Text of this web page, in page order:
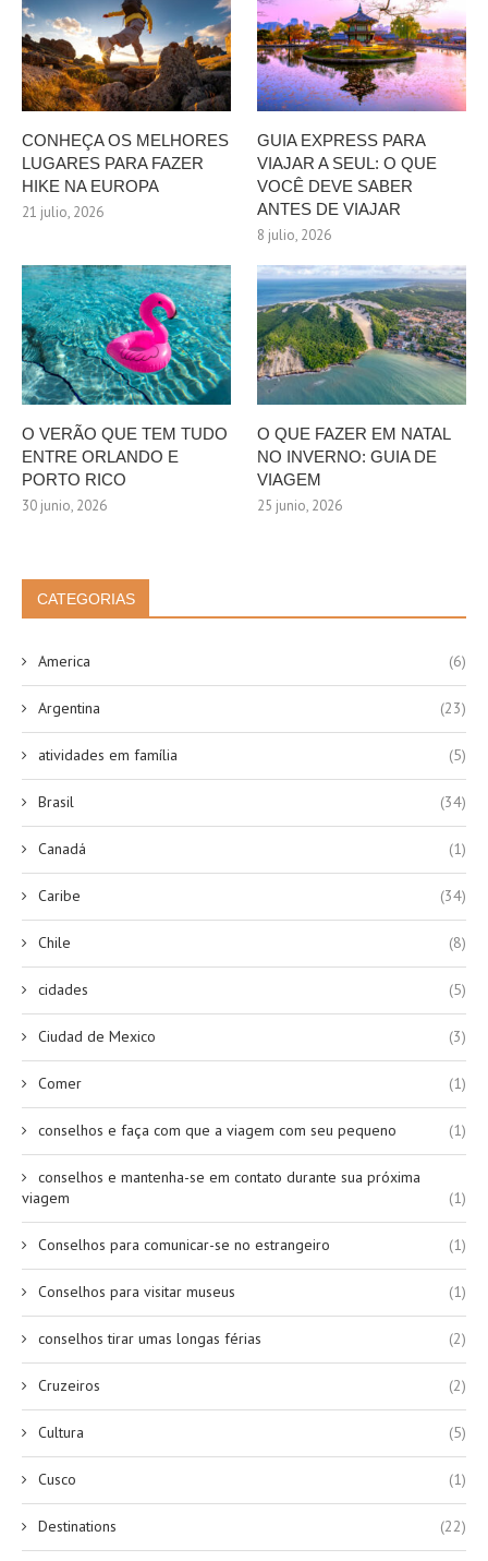
CONHEÇA OS MELHORES
LUGARES PARA FAZER
HIKE NA EUROPA
21 julio, 2026
GUIA EXPRESS PARA
VIAJAR A SEUL: O QUE
VOCÊ DEVE SABER
ANTES DE VIAJAR
8 julio, 2026
O VERÃO QUE TEM TUDO
ENTRE ORLANDO E
PORTO RICO
30 junio, 2026
O QUE FAZER EM NATAL
NO INVERNO: GUIA DE
VIAGEM
25 junio, 2026
CATEGORIAS
America (6)
Argentina (23)
atividades em família (5)
Brasil (34)
Canadá (1)
Caribe (34)
Chile (8)
cidades (5)
Ciudad de Mexico (3)
Comer (1)
conselhos e faça com que a viagem com seu pequeno (1)
conselhos e mantenha-se em contato durante sua próxima
viagem
(1)
Conselhos para comunicar-se no estrangeiro (1)
Conselhos para visitar museus (1)
conselhos tirar umas longas férias (2)
Cruzeiros (2)
Cultura (5)
Cusco (1)
Destinations (22)